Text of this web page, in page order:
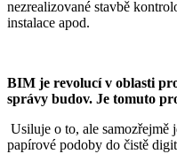
nezrealizované stavbě
instalace apod.
BIM je revolucí v oblasti
správy budov. Je tomuto
Usiluje o to, ale samozřejmě
papírové podoby do čistě